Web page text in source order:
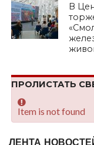
В
ПРОЛИСТАТЬ
Item is not found
ЛЕНТА